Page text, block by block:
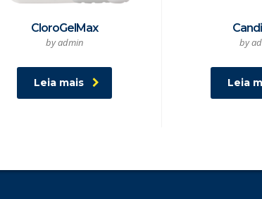
CloroGelMax
by admin
Leia mais
by
Leia